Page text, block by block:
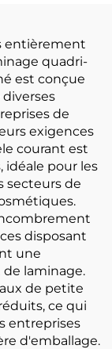
entièrement
quadri-
est conçue
de
exigences
courant est
idéale pour les
secteurs de
disposant
une
laminage.
de petite
ce qui
entreprises
d'emballage.